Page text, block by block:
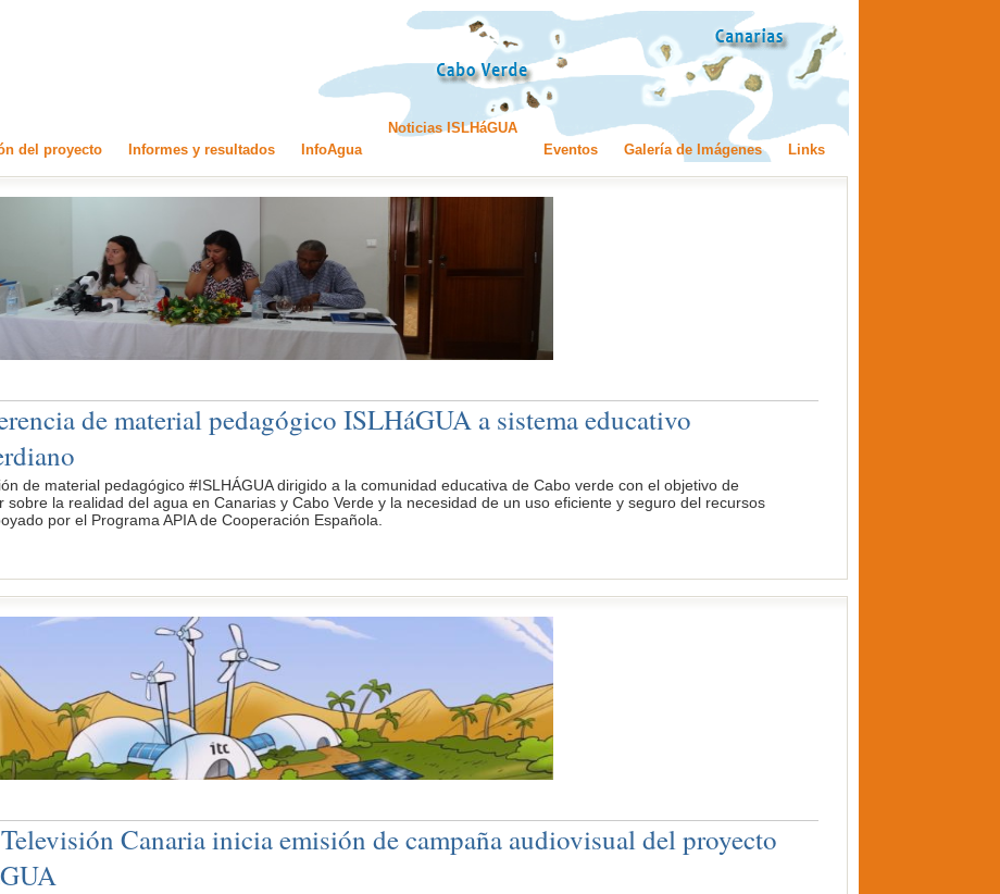
del proyecto Informes y resultados InfoAgua
Noticias ISLHáGUA
Eventos
Galería de Imágenes Links
de material pedagógico ISLHáGUA a sistema educativo
de material pedagógico #ISLHÁGUA dirigido a la comunidad educativa de Cabo verde con el objetivo de
sobre la realidad del agua en Canarias y Cabo Verde y la necesidad de un uso eficiente y seguro del recursos
por el Programa APIA de Cooperación Española.
Canaria inicia emisión de campaña audiovisual del proyecto